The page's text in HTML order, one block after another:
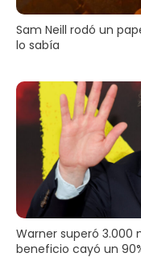
Sam Neill rodó un
lo sabía
Warner superó 3.000
beneficio cayó un